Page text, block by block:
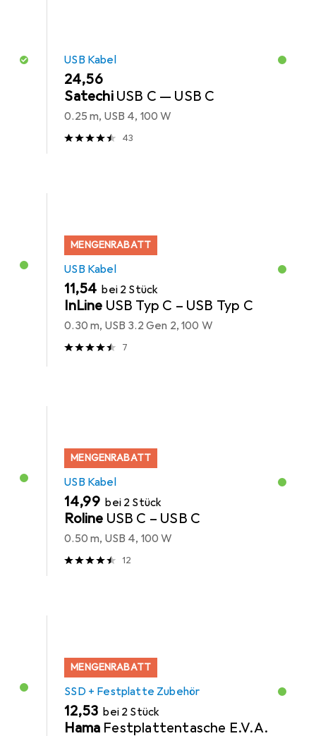
USB Kabel
EUR
24,56
Satechi USB C — USB C
0.25 m, USB 4, 100 W
43
MENGENRABATT
USB Kabel
EUR
11,54 bei 2 Stück
InLine USB Typ C – USB Typ C
0.30 m, USB 3.2 Gen 2, 100 W
7
MENGENRABATT
USB Kabel
EUR
14,99 bei 2 Stück
Roline USB C – USB C
0.50 m, USB 4, 100 W
12
MENGENRABATT
SSD + Festplatte Zubehör
EUR
12,53 bei 2 Stück
Hama Festplattentasche E.V.A.